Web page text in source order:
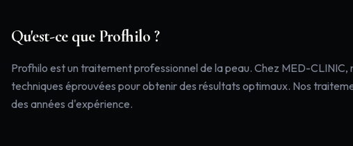
Qu'est-ce que Profhilo ?
Profhilo est un traitement professionnel de la peau. Chez MED-
techniques éprouvées pour obtenir des résultats optimaux. Nos
des années d'expérience.